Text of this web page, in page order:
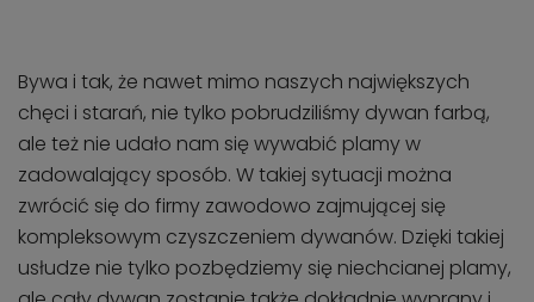
Bywa i tak, że nawet mimo naszych największych
chęci i starań, nie tylko pobrudziliśmy dywan farbą,
ale też nie udało nam się wywabić plamy w
zadowalający sposób. W takiej sytuacji można
zwrócić się do firmy zawodowo zajmującej się
kompleksowym czyszczeniem dywanów. Dzięki takiej
usłudze nie tylko pozbędziemy się niechcianej plamy,